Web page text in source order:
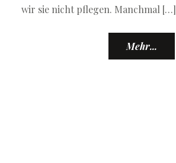
wir sie nicht pflegen. Manchmal […]
Mehr...